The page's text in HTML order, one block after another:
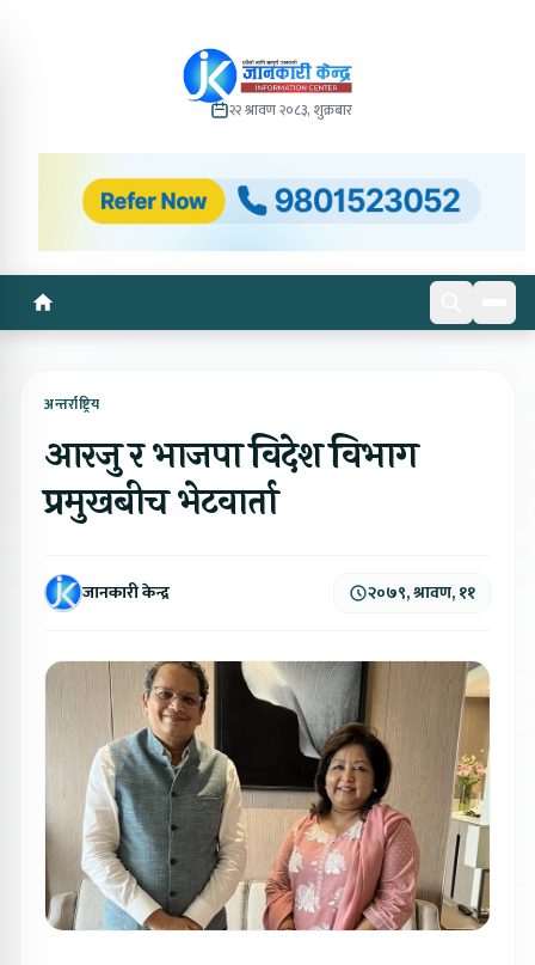
२२ श्रावण २०८३, शुक्रबार
अन्तर्राष्ट्रिय
आरजु र भाजपा विदेश विभाग
प्रमुखबीच भेटवार्ता
जानकारी केन्द्र २०७९, श्रावण, ११